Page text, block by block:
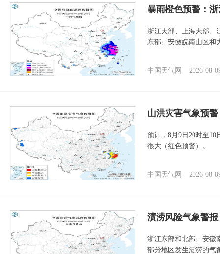
暴雨橙色预警：
浙江大部、上海大部、
东部、安徽皖南山区和
中国天气网 2026-08-
山洪灾害气象预
预计，8月9日20时至
很大（红色预警）。
中国天气网 2026-08-
渍涝风险气象警
浙江东部和北部、安徽
部分地区发生渍涝的气